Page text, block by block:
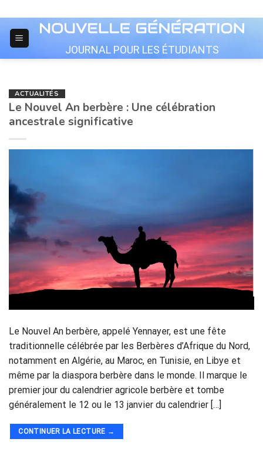
to
content
JOURNAL POUR LES ÉTUDIANTS
ACTUALITÉS
Le Nouvel An berbère : Une célébration
ancestrale significative
Le Nouvel An berbère, appelé Yennayer, est une fête
traditionnelle célébrée par les Berbères d’Afrique du Nord,
notamment en Algérie, au Maroc, en Tunisie, en Libye et
même par la diaspora berbère dans le monde. Il marque le
premier jour du calendrier agricole berbère et tombe
généralement le 12 ou le 13 janvier du calendrier […]
CONTINUER LA LECTURE →